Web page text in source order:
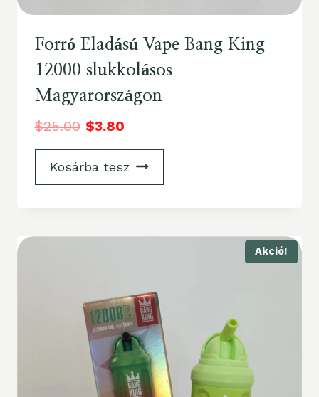
Forró Eladású Vape Bang King
12000 slukkolásos
Magyarországon
$25.00 $3.80
Kosárba tesz
Akció!